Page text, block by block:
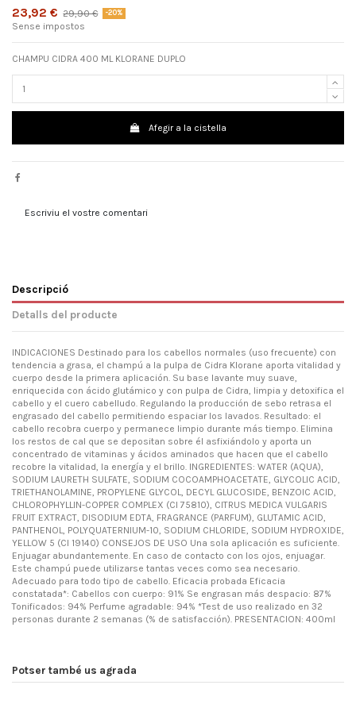
23,92 € 29,90 € -20%
Sense impostos
CHAMPU CIDRA 400 ML KLORANE DUPLO
Afegir a la cistella
Escriviu el vostre comentari
Descripció
Detalls del producte
INDICACIONES Destinado para los cabellos normales (uso frecuente) con
tendencia a grasa, el champú a la pulpa de Cidra Klorane aporta vitalidad y
cuerpo desde la primera aplicación. Su base lavante muy suave,
enriquecida con ácido glutámico y con pulpa de Cidra, limpia y detoxifica el
cabello y el cuero cabelludo. Regulando la producción de sebo retrasa el
engrasado del cabello permitiendo espaciar los lavados. Resultado: el
cabello recobra cuerpo y permanece limpio durante más tiempo. Elimina
los restos de cal que se depositan sobre él asfixiándolo y aporta un
concentrado de vitaminas y ácidos aminados que hacen que el cabello
recobre la vitalidad, la energía y el brillo. INGREDIENTES: WATER (AQUA),
SODIUM LAURETH SULFATE, SODIUM COCOAMPHOACETATE, GLYCOLIC ACID,
TRIETHANOLAMINE, PROPYLENE GLYCOL, DECYL GLUCOSIDE, BENZOIC ACID,
CHLOROPHYLLIN-COPPER COMPLEX (CI 75810), CITRUS MEDICA VULGARIS
FRUIT EXTRACT, DISODIUM EDTA, FRAGRANCE (PARFUM), GLUTAMIC ACID,
PANTHENOL, POLYQUATERNIUM-10, SODIUM CHLORIDE, SODIUM HYDROXIDE,
YELLOW 5 (CI 19140) CONSEJOS DE USO Una sola aplicación es suficiente.
Enjuagar abundantemente. En caso de contacto con los ojos, enjuagar.
Este champú puede utilizarse tantas veces como sea necesario.
Adecuado para todo tipo de cabello. Eficacia probada Eficacia
constatada*: Cabellos con cuerpo: 91% Se engrasan más despacio: 87%
Tonificados: 94% Perfume agradable: 94% *Test de uso realizado en 32
personas durante 2 semanas (% de satisfacción). PRESENTACION: 400ml
Potser també us agrada